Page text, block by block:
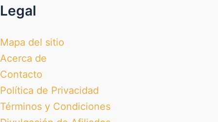
Legal
Mapa del sitio
Acerca de
Contacto
Política de Privacidad
Términos y Condiciones